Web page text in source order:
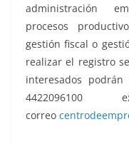
administración
procesos
gestión fiscal o
realizar el registro
interesados podrán
correo